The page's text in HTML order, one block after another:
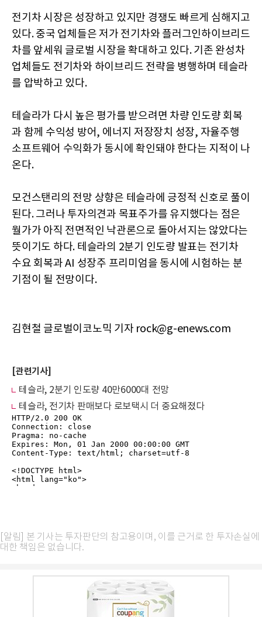
전기차 시장은 성장하고 있지만 경쟁도 빠르게 심해지고
있다. 중국 업체들은 저가 전기차와 플러그인하이브리드
차를 앞세워 글로벌 시장을 확대하고 있다. 기존 완성차
업체들도 전기차와 하이브리드 전략을 병행하며 테슬라
를 압박하고 있다.
테슬라가 다시 높은 평가를 받으려면 차량 인도량 회복
과 함께 수익성 방어, 에너지 저장장치 성장, 자율주행
소프트웨어 수익화가 동시에 확인돼야 한다는 지적이 나
온다.
모건스탠리의 전망 상향은 테슬라에 긍정적 신호로 풀이
된다. 그러나 투자의견과 목표주가를 유지했다는 점은
월가가 아직 전면적인 낙관론으로 돌아서지는 않았다는
뜻이기도 하다. 테슬라의 2분기 인도량 발표는 전기차
수요 회복과 AI 성장주 프리미엄을 동시에 시험하는 분
기점이 될 전망이다.
김현철 글로벌이코노믹 기자 rock@g-enews.com
[관련기사]
테슬라, 2분기 인도량 40만6000대 전망
테슬라, 전기차 판매보다 로보택시 더 중요해졌다
[알림] 본 기사는 투자판단의 참고용이며, 이를 근거로 한 투자손실에
대한 책임은 없습니다.